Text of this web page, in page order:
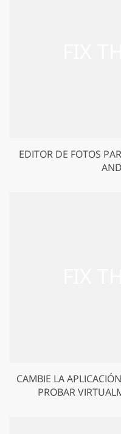
EDITOR DE FOTOS
CAMBIE LA
PROBAR